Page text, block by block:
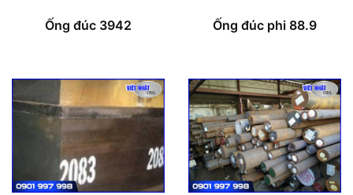
Ống đúc 3942 Ống đúc phi 88.9